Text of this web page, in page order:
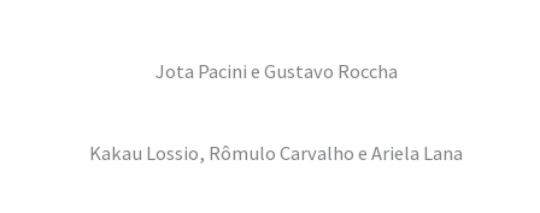
Jota Pacini e Gustavo Roccha
Kakau Lossio, Rômulo Carvalho e Ariela Lana